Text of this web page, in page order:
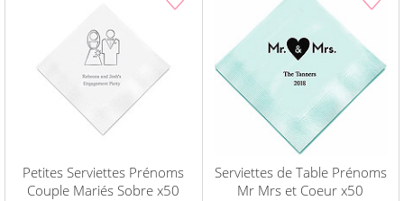
Petites Serviettes Prénoms
Couple Mariés Sobre x50
Serviettes de Table Prénoms
Mr Mrs et Coeur x50